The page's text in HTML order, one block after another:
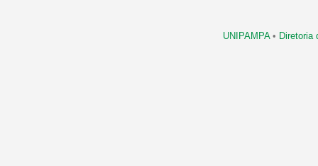
UNIPAMPA• Diretoria